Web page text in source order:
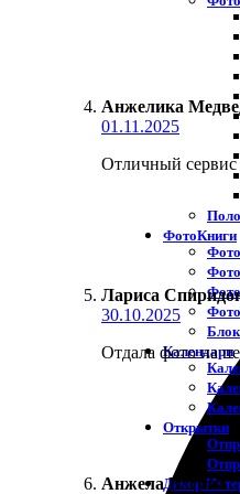
ФотоКниги
Календари
Открытки
Декор
Анжелика
01.11.2025
Отличный сервис
Лариса
30.10.2025
Отдала фото на
Анжела Вагина :